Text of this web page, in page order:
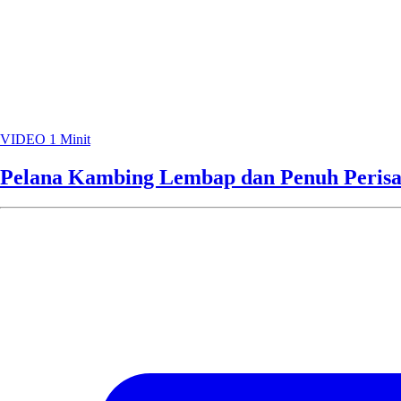
VIDEO 1 Minit
Pelana Kambing Lembap dan Penuh Perisa